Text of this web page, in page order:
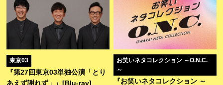
東京03
『第27回東京03単独公演「とり
あえず謝れず」』[Blu-ray]
お笑いネタコレクション ～O.N.C.
～
『お笑いネタコレクション ～